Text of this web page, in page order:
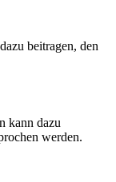
beitragen, den
kann dazu
werden.